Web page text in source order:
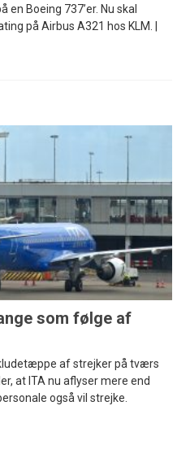
Boeing 737’er. Nu skal
på Airbus A321 hos KLM. |
som følge af
af strejker på tværs
at ITA nu aflyser mere end
også vil strejke.